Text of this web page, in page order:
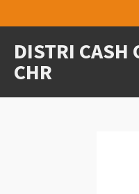
au
contenu
principal
DISTRI CASH
CHR